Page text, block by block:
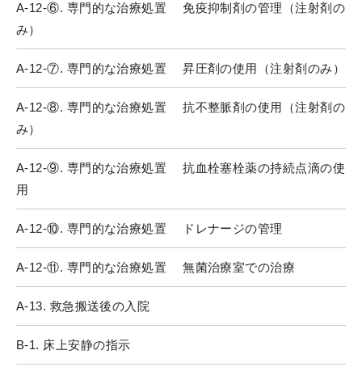
A-12-⑥. 専門的な治療処置 免疫抑制剤の管理（注射剤の
み）
A-12-⑦. 専門的な治療処置 昇圧剤の使用（注射剤のみ）
A-12-⑧. 専門的な治療処置 抗不整脈剤の使用（注射剤の
み）
A-12-⑨. 専門的な治療処置 抗血栓塞栓薬の持続点滴の使
用
A-12-⑩. 専門的な治療処置 ドレナージの管理
A-12-⑪. 専門的な治療処置 無菌治療室での治療
A-13. 救急搬送後の入院
B-1. 床上安静の指示